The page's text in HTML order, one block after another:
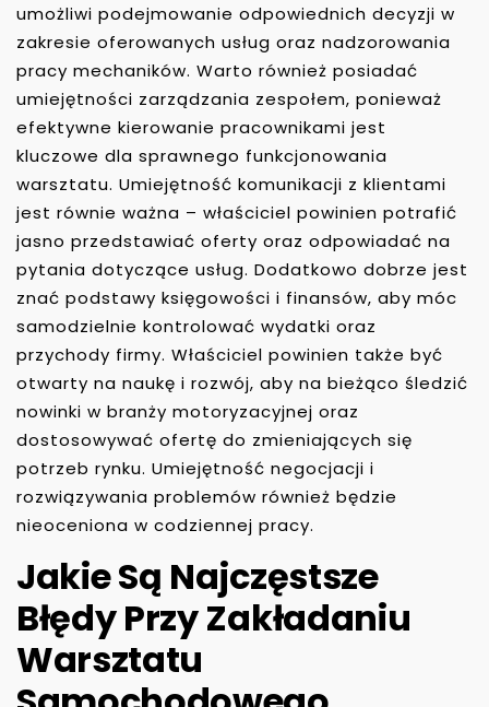
umożliwi podejmowanie odpowiednich decyzji w
zakresie oferowanych usług oraz nadzorowania
pracy mechaników. Warto również posiadać
umiejętności zarządzania zespołem, ponieważ
efektywne kierowanie pracownikami jest
kluczowe dla sprawnego funkcjonowania
warsztatu. Umiejętność komunikacji z klientami
jest równie ważna – właściciel powinien potrafić
jasno przedstawiać oferty oraz odpowiadać na
pytania dotyczące usług. Dodatkowo dobrze jest
znać podstawy księgowości i finansów, aby móc
samodzielnie kontrolować wydatki oraz
przychody firmy. Właściciel powinien także być
otwarty na naukę i rozwój, aby na bieżąco śledzić
nowinki w branży motoryzacyjnej oraz
dostosowywać ofertę do zmieniających się
potrzeb rynku. Umiejętność negocjacji i
rozwiązywania problemów również będzie
nieoceniona w codziennej pracy.
Jakie Są Najczęstsze
Błędy Przy Zakładaniu
Warsztatu